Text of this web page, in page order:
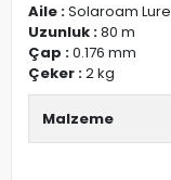
Aile :Solaroam Lure
Uzunluk :80 m
Çap :0.176 mm
Çeker :2 kg
Malzeme